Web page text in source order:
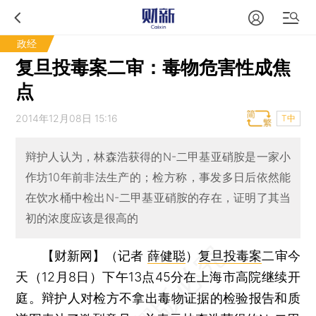
政经
复旦投毒案二审：毒物危害性成焦
点
2014年12月08日 15:16 T中
辩护人认为，林森浩获得的N-二甲基亚硝胺是一家小
作坊10年前非法生产的；检方称，事发多日后依然能
在饮水桶中检出N-二甲基亚硝胺的存在，证明了其当
初的浓度应该是很高的
【财新网】（记者 薛健聪） 复旦投毒案二审今
天（12月8日）下午13点45分在上海市高院继续开
庭。辩护人对检方不拿出毒物证据的检验报告和质